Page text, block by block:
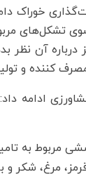
خوراک
تشکل‌های
درباره آن
کننده و
ادامه
مربوط به
مرغ، شکر